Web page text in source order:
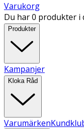
Varukorg
Du har 0 produkter i
Produkter
Kampanjer
Kloka Råd
Varumärken